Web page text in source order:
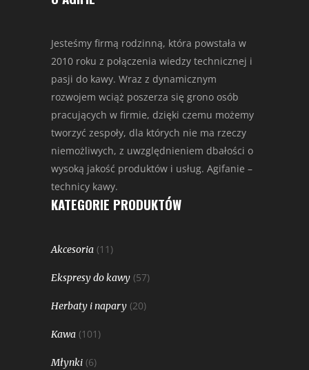
Jesteśmy firmą rodzinną, która powstała w
2010 roku z połączenia wiedzy technicznej i
pasji do kawy. Wraz z dynamicznym
rozwojem wciąż poszerza się grono osób
pracujących w firmie, dzięki czemu możemy
tworzyć zespoły, dla których nie ma rzeczy
niemożliwych, z uwzględnieniem dbałości o
wysoką jakość produktów i usług. Agifanie –
technicy kawy.
KATEGORIE PRODUKTÓW
Akcesoria (11)
Ekspresy do kawy (57)
Herbaty i napary (20)
Kawa (101)
Młynki (6)